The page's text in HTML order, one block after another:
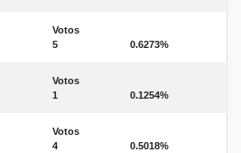
Votos
5
0.6273%
Votos
1
0.1254%
Votos
4
0.5018%